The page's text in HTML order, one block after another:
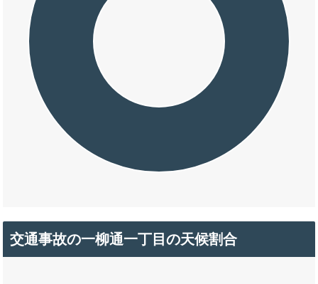
交通事故の一柳通一丁目の天候割合